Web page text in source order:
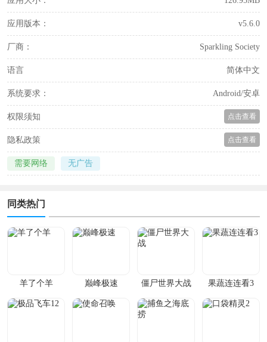
应用版本： v5.6.0
厂商： Sparkling Society
语言 简体中文
系统要求： Android/安卓
权限须知 点击查看
隐私政策 点击查看
需要网络 无广告
同类热门
羊了个羊 巅峰极速 僵尸世界大战 果蔬连连看3